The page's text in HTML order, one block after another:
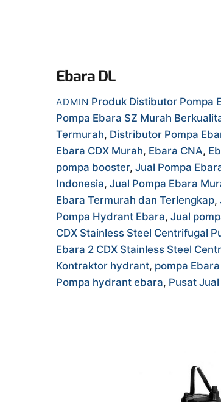
Ebara DL
ADMIN Produk Distibutor Pompa
Pompa Ebara SZ Murah
Termurah, Distributor Pompa
Ebara CDX Murah, Ebara CNA,
pompa booster, Jual Pompa
Indonesia, Jual Pompa Ebara
Ebara Termurah dan Terlengkap,
Pompa Hydrant Ebara, Jual
CDX Stainless Steel Centrifugal
Ebara 2 CDX Stainless Steel
Kontraktor hydrant, pompa
Pompa hydrant ebara, Pusat